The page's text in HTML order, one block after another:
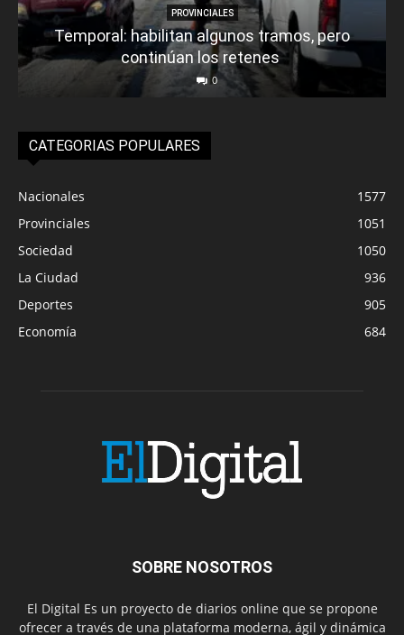
PROVINCIALES
Temporal: habilitan algunos tramos, pero
continúan los retenes
0
CATEGORIAS POPULARES
Nacionales
1577
Provinciales
1051
Sociedad
1050
La Ciudad
936
Deportes
905
Economía
684
SOBRE NOSOTROS
El Digital Es un proyecto de diarios online que se propone
ofrecer a través de una plataforma moderna, ágil y dinámica